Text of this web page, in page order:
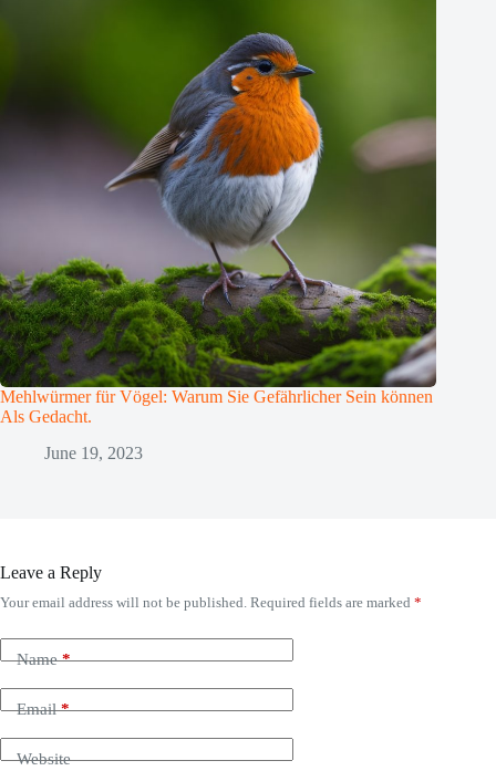
Mehlwürmer für Vögel: Warum Sie Gefährlicher Sein können
Als Gedacht.
June 19, 2023
Leave a Reply
Your email address will not be published. Required fields are marked *
Name*
Email*
Website